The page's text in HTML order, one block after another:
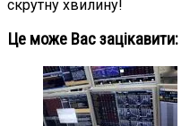
скрутну хвилину!
Це може Вас зацікавити: